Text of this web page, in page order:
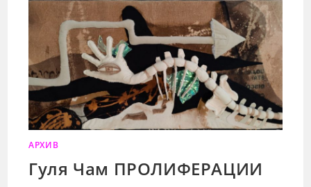
АРХИВ
Гуля Чам ПРОЛИФЕРАЦИИ